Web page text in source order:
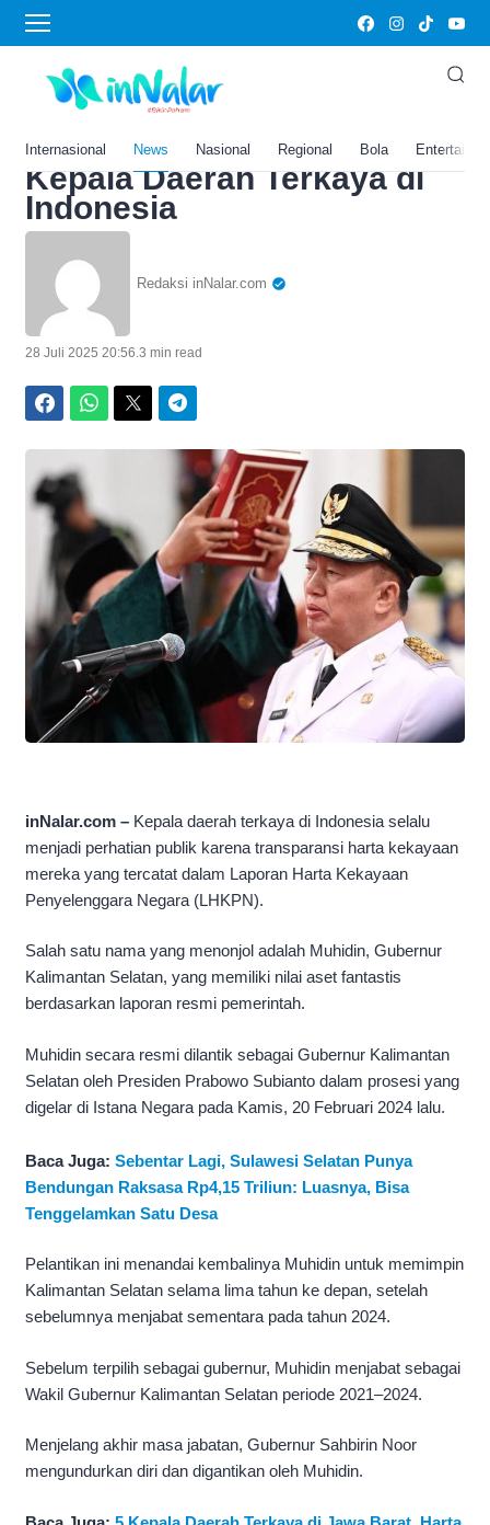
Internasional News Nasional Regional Bola
Home›News
WOW! Harta Nyaris Rp 1
Triliun, Gubernur Kalsel
Muhidin Masuk Daftar
Kepala Daerah Terkaya di
Indonesia
Redaksi inNalar.com
28 Juli 2025 20:56.3 min read
inNalar.com – Kepala daerah terkaya di Indonesia selalu
menjadi perhatian publik karena transparansi harta kekayaan
mereka yang tercatat dalam Laporan Harta Kekayaan
Penyelenggara Negara (LHKPN).
Salah satu nama yang menonjol adalah Muhidin, Gubernur
Kalimantan Selatan, yang memiliki nilai aset fantastis
berdasarkan laporan resmi pemerintah.
Muhidin secara resmi dilantik sebagai Gubernur Kalimantan
Selatan oleh Presiden Prabowo Subianto dalam prosesi yang
digelar di Istana Negara pada Kamis, 20 Februari 2024 lalu.
Baca Juga: Sebentar Lagi, Sulawesi Selatan Punya
Bendungan Raksasa Rp4,15 Triliun: Luasnya, Bisa
Tenggelamkan Satu Desa
Pelantikan ini menandai kembalinya Muhidin untuk memimpin
Kalimantan Selatan selama lima tahun ke depan, setelah
sebelumnya menjabat sementara pada tahun 2024.
Sebelum terpilih sebagai gubernur, Muhidin menjabat sebagai
Wakil Gubernur Kalimantan Selatan periode 2021–2024.
Menjelang akhir masa jabatan, Gubernur Sahbirin Noor
mengundurkan diri dan digantikan oleh Muhidin.